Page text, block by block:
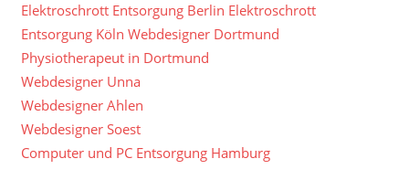
Elektroschrott Entsorgung Berlin Elektroschrott
Entsorgung Köln Webdesigner Dortmund
Physiotherapeut in Dortmund
Webdesigner Unna
Webdesigner Ahlen
Webdesigner Soest
Computer und PC Entsorgung Hamburg